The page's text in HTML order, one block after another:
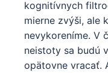
kognitívnych
mierne zvýši, ale
nevykoreníme. V
neistoty sa budú
opätovne vracať.